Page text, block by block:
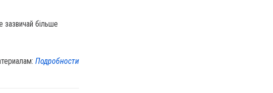
зазвичай більше
Подробности